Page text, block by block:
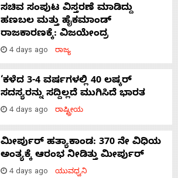
ಸಚಿವ ಸಂಪುಟ ವಿಸ್ತರಣೆ ಮಾಡಿದ್ದು
ಹಣಬಲ ಮತ್ತು ಹೈಕಮಾಂಡ್
ರಾಜಕಾರಣಕ್ಕೆ: ವಿಜಯೇಂದ್ರ
4 days ago ರಾಜ್ಯ
‘ಕಳೆದ 3-4 ವರ್ಷಗಳಲ್ಲಿ 40 ಲಷ್ಕರ್
ಸದಸ್ಯರನ್ನು ಸದ್ದಿಲ್ಲದೆ ಮುಗಿಸಿದೆ ಭಾರತ
4 days ago ರಾಷ್ಟ್ರೀಯ
ಮೀರ್ಪುರ್ ಹತ್ಯಾಕಾಂಡ: 370 ನೇ ವಿಧಿಯ
ಅಂತ್ಯಕ್ಕೆ ಆರಂಭ ನೀಡಿತ್ತು ಮೀರ್ಪುರ್
4 days ago ಯುವಧ್ವನಿ